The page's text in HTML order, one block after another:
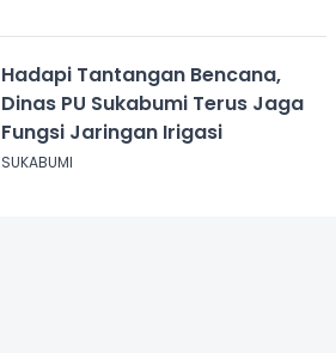
Hadapi Tantangan Bencana,
Dinas PU Sukabumi Terus Jaga
Fungsi Jaringan Irigasi
SUKABUMI